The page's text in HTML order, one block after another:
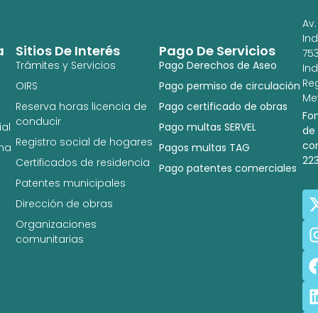
Pago De Servicios
Pago Derechos de Aseo
Pago permiso de circulación
Pago certificado de obras
Pago multas SERVEL
Pagos multas TAG
Pago patentes comerciales
Sitios De Interés
Trámites y Servicios
OIRS
Reserva horas licencia de
conducir
Registro social de hogares
Certificados de residencia
Patentes municipales
Dirección de obras
Organizaciones
comunitarias
Av.
de